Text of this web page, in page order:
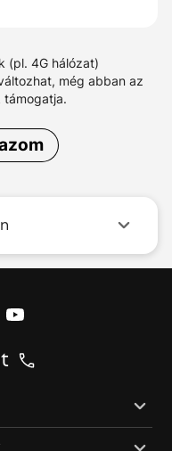
(pl. 4G hálózat)
még abban az
támogatja.